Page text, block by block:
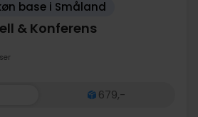
base i Småland
& Konferens
679,-